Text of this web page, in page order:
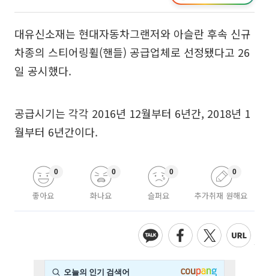
대유신소재는 현대자동차그랜저와 아슬란 후속 신규
차종의 스티어링휠(핸들) 공급업체로 선정됐다고 26
일 공시했다.
공급시기는 각각 2016년 12월부터 6년간, 2018년 1
월부터 6년간이다.
좋아요
0
화나요
0
슬퍼요
0
추가취재 원해요
0